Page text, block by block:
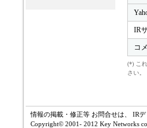
IR
コ
(*) こ
さい。
情報の掲載・修正等 お問合せは、 IR
Copyright© 2001- 2012 Key Networks